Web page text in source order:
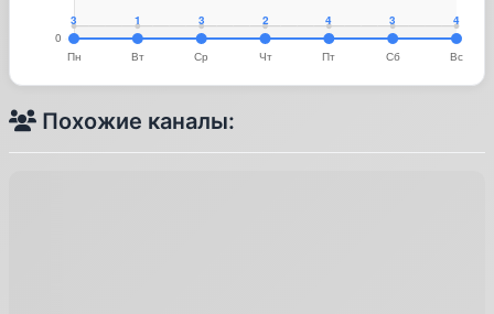
Похожие каналы: